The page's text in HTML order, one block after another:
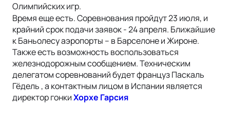
Олимпийских игр.
Время еще есть. Соревнования пройдут 23 июля, и
крайний срок подачи заявок - 24 апреля. Ближайшие
к Баньолесу аэропорты – в Барселоне и Жироне.
Также есть возможность воспользоваться
железнодорожным сообщением. Техническим
делегатом соревнований будет француз Паскаль
Гёдель , а контактным лицом в Испании является
директор гонкиХорхе Гарсия